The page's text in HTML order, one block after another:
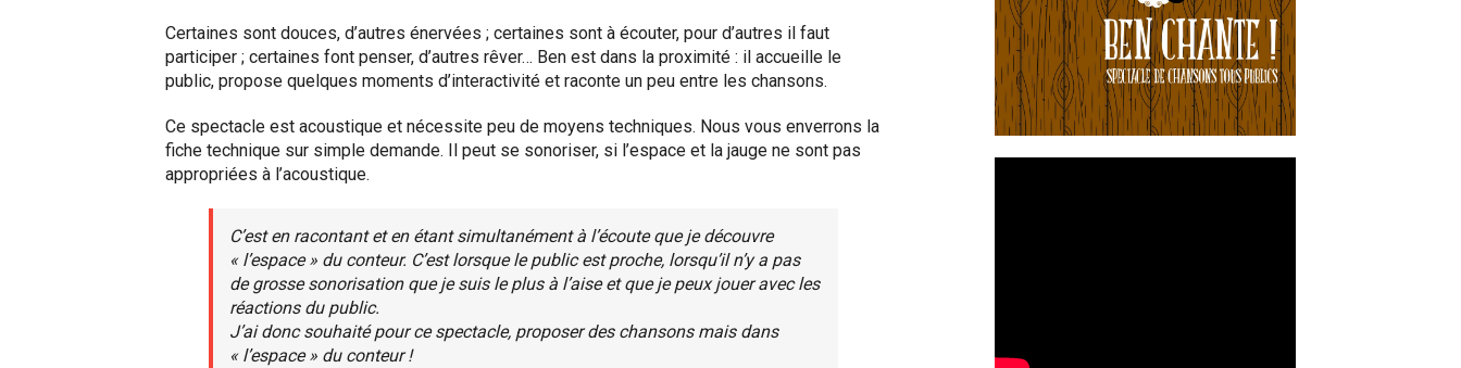
Certaines sont douces, d’autres énervées ; certaines sont à écouter, pour d’autres il faut
participer ; certaines font penser, d’autres rêver… Ben est dans la proximité : il accueille le
public, propose quelques moments d’interactivité et raconte un peu entre les chansons.
Ce spectacle est acoustique et nécessite peu de moyens techniques. Nous vous enverrons la
fiche technique sur simple demande. Il peut se sonoriser, si l’espace et la jauge ne sont pas
appropriées à l’acoustique.
C’est en racontant et en étant simultanément à l’écoute que je découvre
« l’espace » du conteur. C’est lorsque le public est proche, lorsqu’il n’y a pas
de grosse sonorisation que je suis le plus à l’aise et que je peux jouer avec les
réactions du public.
J’ai donc souhaité pour ce spectacle, proposer des chansons mais dans
« l’espace » du conteur !